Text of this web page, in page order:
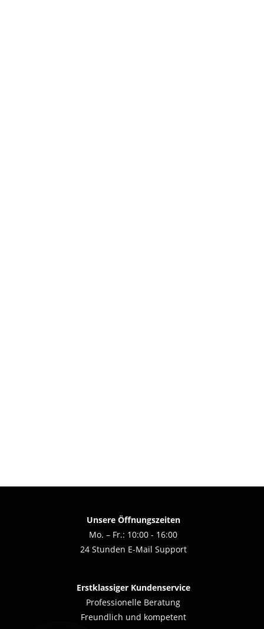
Unsere Öffnungszeiten
Mo. – Fr.: 10:00 - 16:00
24 Stunden E-Mail Support
Erstklassiger Kundenservice
Professionelle Beratung
Freundlich und kompetent